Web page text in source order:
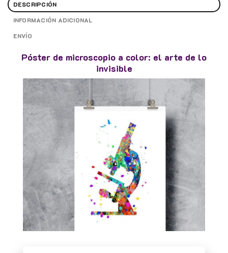
DESCRIPCIÓN
INFORMACIÓN ADICIONAL
ENVÍO
Póster de microscopio a color: el arte de lo
invisible